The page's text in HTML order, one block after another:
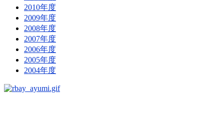
2010年度
2009年度
2008年度
2007年度
2006年度
2005年度
2004年度